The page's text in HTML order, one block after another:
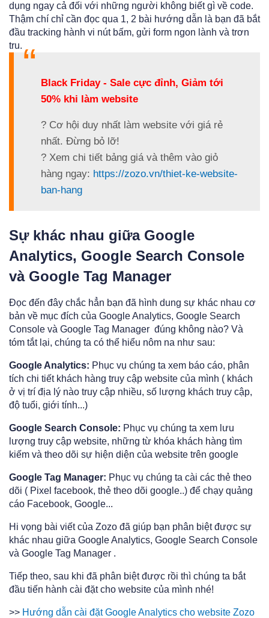
dụng ngay cả đối với những người không biết gì về code.
Thậm chí chỉ cần đọc qua 1, 2 bài hướng dẫn là bạn đã bắt
đầu tracking hành vi nút bấm, gửi form ngon lành và trơn
tru.
Black Friday - Sale cực đỉnh, Giảm tới
50% khi làm website
? Cơ hội duy nhất làm website với giá rẻ
nhất. Đừng bỏ lỡ!
? Xem chi tiết bảng giá và thêm vào giỏ
hàng ngay: https://zozo.vn/thiet-ke-website-
ban-hang
Sự khác nhau giữa Google
Analytics, Google Search Console
và Google Tag Manager
Đọc đến đây chắc hẳn bạn đã hình dung sự khác nhau cơ
bản về mục đích của Google Analytics, Google Search
Console và Google Tag Manager đúng không nào? Và
tóm tắt lại, chúng ta có thể hiểu nôm na như sau:
Google Analytics: Phục vụ chúng ta xem báo cáo, phân
tích chi tiết khách hàng truy cập website của mình ( khách
ở vị trí địa lý nào truy cập nhiều, số lượng khách truy cập,
độ tuổi, giới tính...)
Google Search Console: Phục vụ chúng ta xem lưu
lượng truy cập website, những từ khóa khách hàng tìm
kiếm và theo dõi sự hiện diện của website trên google
Google Tag Manager: Phục vụ chúng ta cài các thẻ theo
dõi ( Pixel facebook, thẻ theo dõi google..) để chạy quảng
cáo Facebook, Google...
Hi vọng bài viết của Zozo đã giúp bạn phân biệt được sự
khác nhau giữa Google Analytics, Google Search Console
và Google Tag Manager .
Tiếp theo, sau khi đã phân biệt được rồi thì chúng ta bắt
đầu tiến hành cài đặt cho website của mình nhé!
>> Hướng dẫn cài đặt Google Analytics cho website Zozo